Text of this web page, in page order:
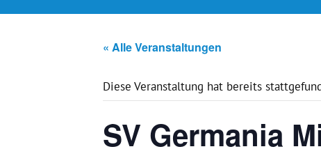
« Alle Veranstaltungen
Diese Veranstaltung hat bereits
SV Germania